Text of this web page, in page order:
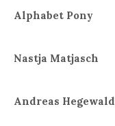
Alphabet Pony
Nastja Matjasch
Andreas Hegewald